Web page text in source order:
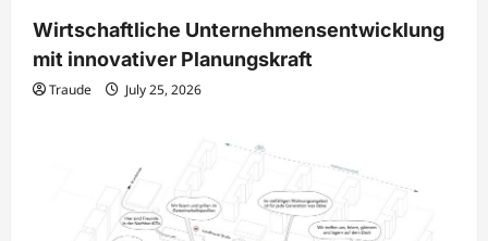
Wirtschaftliche Unternehmensentwicklung
mit innovativer Planungskraft
Traude July 25, 2026